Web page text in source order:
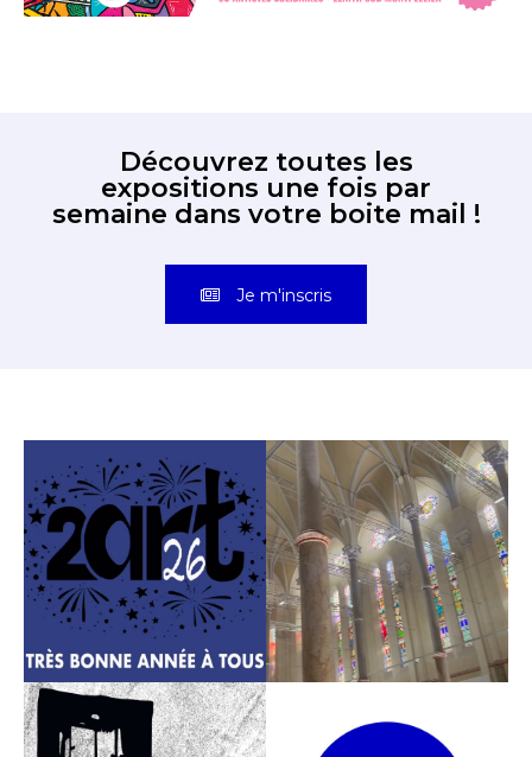
Découvrez toutes les
expositions une fois par
semaine dans votre boite mail !
Je m'inscris